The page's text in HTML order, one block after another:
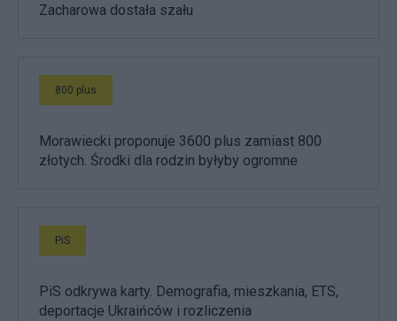
Zacharowa dostała szału
800 plus
Morawiecki proponuje 3600 plus zamiast 800
złotych. Środki dla rodzin byłyby ogromne
PiS
PiS odkrywa karty. Demografia, mieszkania, ETS,
deportacje Ukraińców i rozliczenia